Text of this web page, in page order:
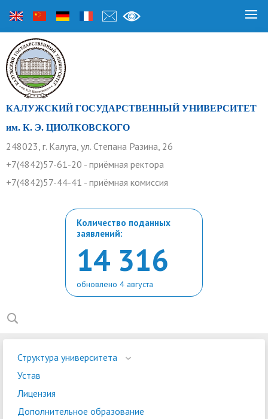
КАЛУЖСКИЙ ГОСУДАРСТВЕННЫЙ УНИВЕРСИТЕТ
им. К. Э. ЦИОЛКОВСКОГО
248023, г. Калуга, ул. Степана Разина, 26
+7(4842)57-61-20 - приёмная ректора
+7(4842)57-44-41 - приёмная комиссия
Количество поданных
заявлений:
14 316
обновлено 4 августа
Структура университета
Устав
Лицензия
Дополнительное образование